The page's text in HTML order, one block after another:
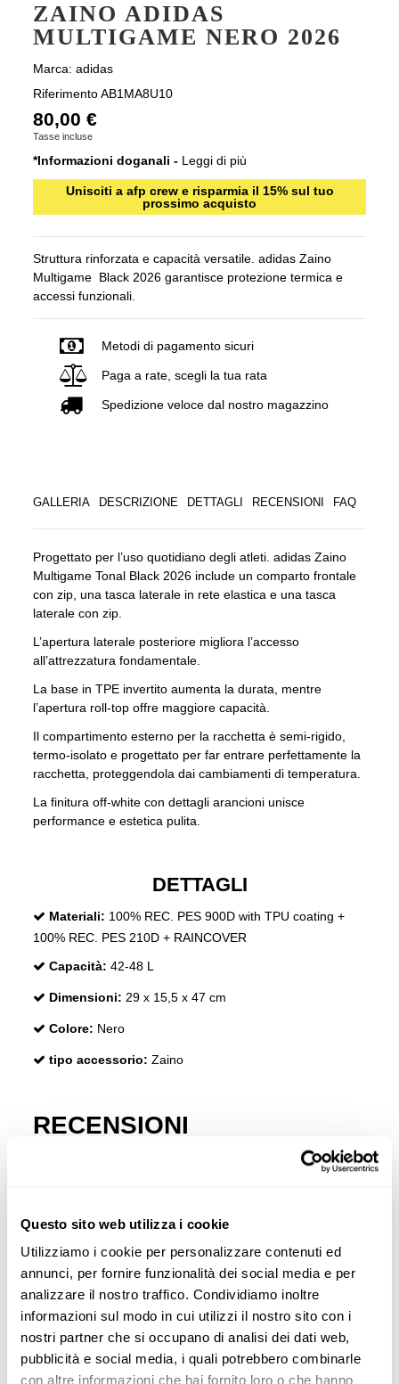
Questo sito web utilizza i cookie
Utilizziamo i cookie per personalizzare contenuti ed
annunci, per fornire funzionalità dei social media e per
analizzare il nostro traffico. Condividiamo inoltre
informazioni sul modo in cui utilizzi il nostro sito con i
nostri partner che si occupano di analisi dei dati web,
pubblicità e social media, i quali potrebbero combinarle
con altre informazioni che hai fornito loro o che hanno
ZAINO ADIDAS
MULTIGAME NERO 2026
Marca: adidas
Riferimento AB1MA8U10
80,00 €
Tasse incluse
*Informazioni doganali - Leggi di più
Unisciti a afp crew e risparmia il 15% sul tuo
prossimo acquisto
Struttura rinforzata e capacità versatile. adidas Zaino
Multigame Black 2026 garantisce protezione termica e
accessi funzionali.
Metodi di pagamento sicuri
Paga a rate, scegli la tua rata
Spedizione veloce dal nostro magazzino
GALLERIA DESCRIZIONE DETTAGLI RECENSIONI FAQ
Progettato per l’uso quotidiano degli atleti. adidas Zaino
Multigame Tonal Black 2026 include un comparto frontale
con zip, una tasca laterale in rete elastica e una tasca
laterale con zip.
L’apertura laterale posteriore migliora l’accesso
all’attrezzatura fondamentale.
La base in TPE invertito aumenta la durata, mentre
l’apertura roll-top offre maggiore capacità.
Il compartimento esterno per la racchetta è semi-rigido,
termo-isolato e progettato per far entrare perfettamente la
racchetta, proteggendola dai cambiamenti di temperatura.
La finitura off-white con dettagli arancioni unisce
performance e estetica pulita.
DETTAGLI
Materiali: 100% REC. PES 900D with TPU coating +
100% REC. PES 210D + RAINCOVER
Capacità: 42-48 L
Dimensioni: 29 x 15,5 x 47 cm
Colore: Nero
tipo accessorio: Zaino
RECENSIONI